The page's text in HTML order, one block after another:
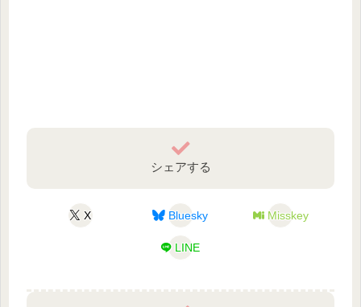
シェアする
X Bluesky Misskey
LINE